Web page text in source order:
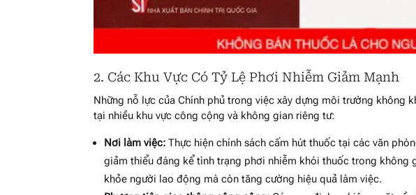
2. Các Khu Vực Có Tỷ Lệ Phơi Nhiễm Giảm Mạnh
Những nỗ lực của Chính phủ trong việc xây dựng môi trường không
tại nhiều khu vực công cộng và không gian riêng tư:
Nơi làm việc: Thực hiện chính sách cấm hút thuốc tại các văn
giảm thiểu đáng kể tình trạng phơi nhiễm khói thuốc trong không
khỏe người lao động mà còn tăng cường hiệu quả làm việc.